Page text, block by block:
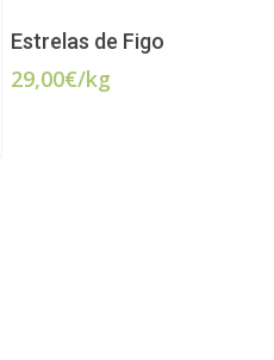
LER MAIS
Estrelas de Figo
29,00€/kg